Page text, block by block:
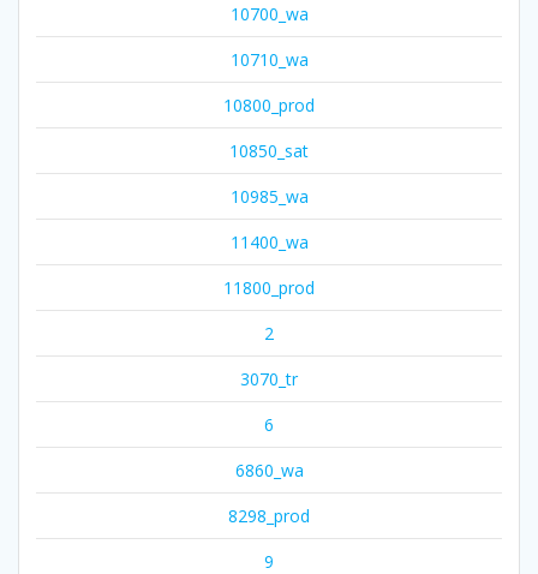
10700_wa
10710_wa
10800_prod
10850_sat
10985_wa
11400_wa
11800_prod
2
3070_tr
6
6860_wa
8298_prod
9